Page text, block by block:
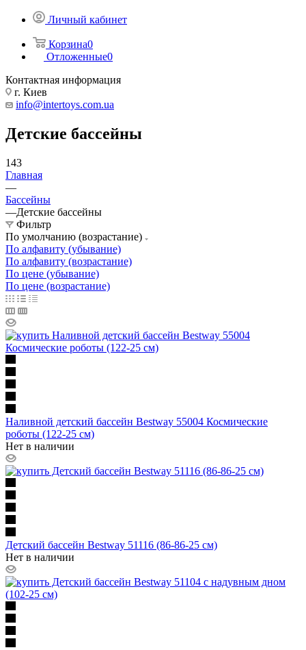
Личный кабинет
Корзина0
Отложенные0
Контактная информация
г. Киев
info@intertoys.com.ua
Детские бассейны
143
Главная
—
Бассейны
—Детские бассейны
Фильтр
По умолчанию (возрастание)
По алфавиту (убывание)
По алфавиту (возрастание)
По цене (убывание)
По цене (возрастание)
Наливной детский бассейн Bestway 55004 Космические
роботы (122-25 см)
Нет в наличии
Детский бассейн Bestway 51116 (86-86-25 см)
Нет в наличии